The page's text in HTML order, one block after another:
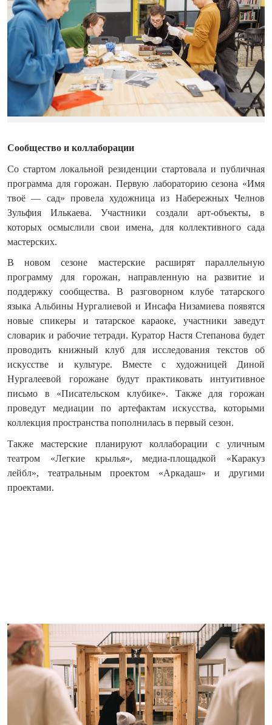
Сообщество и коллаборации
Со стартом локальной резиденции стартовала и публичная
программа для горожан. Первую лабораторию сезона «Имя
твоё — сад» провела художница из Набережных Челнов
Зульфия Илькаева. Участники создали арт-объекты, в
которых осмыслили свои имена, для коллективного сада
мастерских.
В новом сезоне мастерские расширят параллельную
программу для горожан, направленную на развитие и
поддержку сообщества. В разговорном клубе татарского
языка Альбины Нургалиевой и Инсафа Низамиева появятся
новые спикеры и татарское караоке, участники заведут
словарик и рабочие тетради. Куратор Настя Степанова будет
проводить книжный клуб для исследования текстов об
искусстве и культуре. Вместе с художницей Диной
Нургалеевой горожане будут практиковать интуитивное
письмо в «Писательском клубике». Также для горожан
проведут медиации по артефактам искусства, которыми
коллекция пространства пополнилась в первый сезон.
Также мастерские планируют коллаборации с уличным
театром «Легкие крылья», медиа-площадкой «Каракуз
лейбл», театральным проектом «Аркадаш» и другими
проектами.